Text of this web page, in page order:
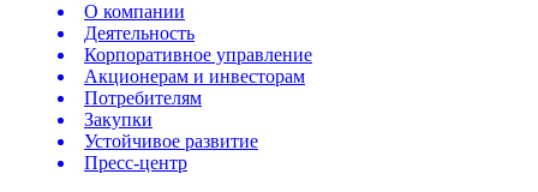
О компании
Деятельность
Корпоративное управление
Акционерам и инвесторам
Потребителям
Закупки
Устойчивое развитие
Пресс-центр